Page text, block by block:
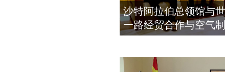
空氣制水發
科政商管治
2021年12月10
沙特阿拉伯总领馆与
一路经贸合作与空气